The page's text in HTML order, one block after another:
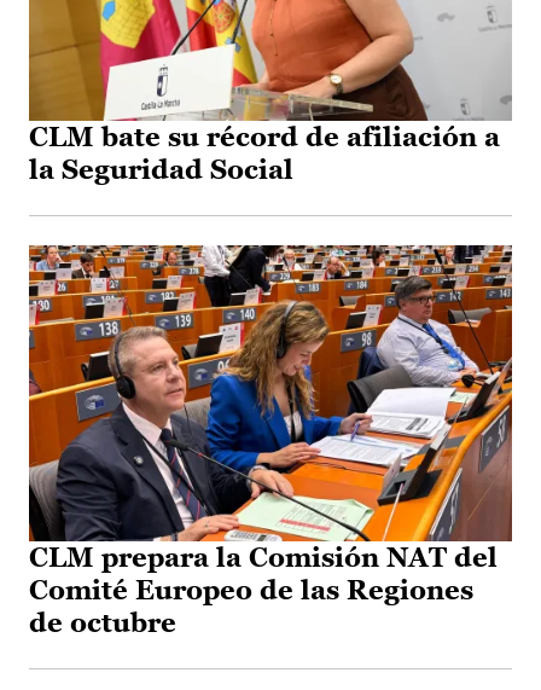
CLM bate su récord de afiliación a
la Seguridad Social
CLM prepara la Comisión NAT del
Comité Europeo de las Regiones
de octubre